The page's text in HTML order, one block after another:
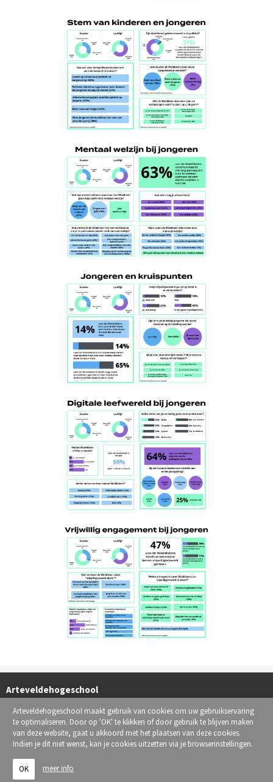
Arteveldehogeschool
Hoogpoort 15, 9000 Gent
info@waddist.be
Contactformulier
Arteveldehogeschool maakt gebruik van cookies om uw gebruikservaring
te optimaliseren. Door op 'OK' te klikken of door gebruik te blijven maken
van deze website, gaat u akkoord met het plaatsen van deze cookies.
Indien je dit niet wenst, kan je cookies uitzetten via je browserinstellingen.
OK meer info